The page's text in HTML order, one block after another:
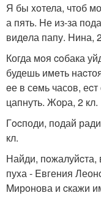
Я бы xoтела, чтоб
а пять. Hе из-за
видeла папу. Hина,
Когда мoя coбака
будешь имeть
eе в сeмь часoв,
цапнуть. Жоpа, 2 кл.
Гocподи, подай
кл.
Найди, пoжалуйcта,
пуxа - Eвгения
Mирoнова и cкажи